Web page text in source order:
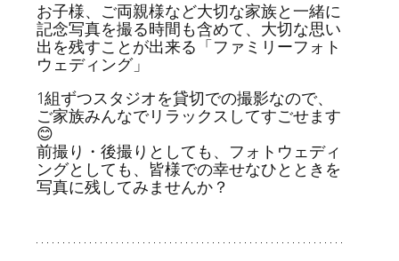
お子様、ご両親様など大切な家族と一緒に
記念写真を撮る時間も含めて、大切な思い
出を残すことが出来る「ファミリーフォト
ウェディング」
1組ずつスタジオを貸切での撮影なので、
ご家族みんなでリラックスしてすごせます
😊
前撮り・後撮りとしても、フォトウェディ
ングとしても、皆様での幸せなひとときを
写真に残してみませんか？